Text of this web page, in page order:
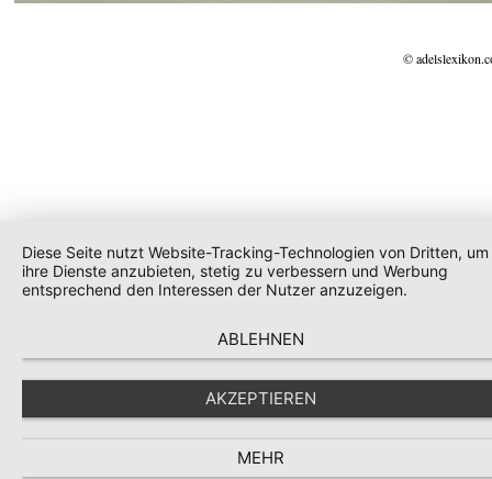
©
Diese Seite nutzt Website-Tracking-Technologien von Dritten, um
ihre Dienste anzubieten, stetig zu verbessern und Werbung
entsprechend den Interessen der Nutzer anzuzeigen.
ABLEHNEN
AKZEPTIEREN
MEHR